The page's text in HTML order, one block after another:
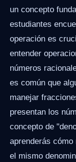
un concepto
estudiantes
operación es
entender
números
es común que
manejar
presentan los
concepto de
aprenderás
el mismo